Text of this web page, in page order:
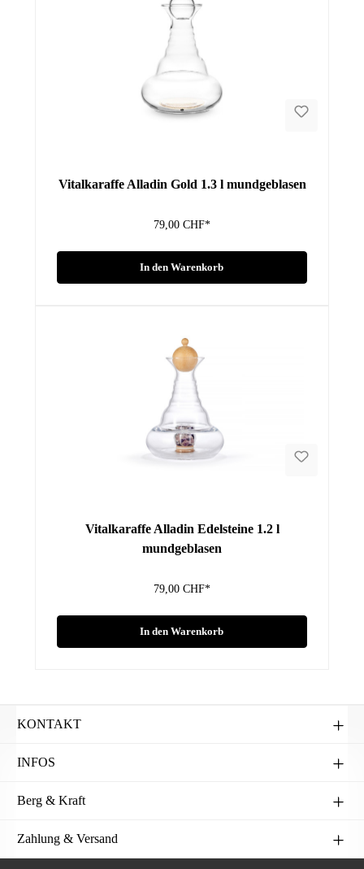
Vitalkaraffe Alladin Gold 1.3 l mundgeblasen
79,00 CHF*
In den Warenkorb
Vitalkaraffe Alladin Edelsteine 1.2 l
mundgeblasen
79,00 CHF*
In den Warenkorb
KONTAKT
INFOS
Berg & Kraft
Zahlung & Versand